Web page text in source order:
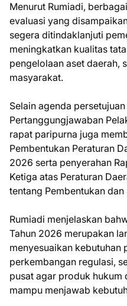
Menurut Rumiadi,
evaluasi yang
segera ditindaklanjuti
meningkatkan kualitas
pengelolaan aset daerah,
masyarakat.
Selain agenda
Pertanggungjawaban
rapat paripurna juga
Pembentukan Peraturan
2026 serta penyerahan
Ketiga atas Peraturan
tentang Pembentukan
Rumiadi menjelaskan
Tahun 2026 merupakan
menyesuaikan kebutuhan
perkembangan regulasi,
pusat agar produk hukum
mampu menjawab